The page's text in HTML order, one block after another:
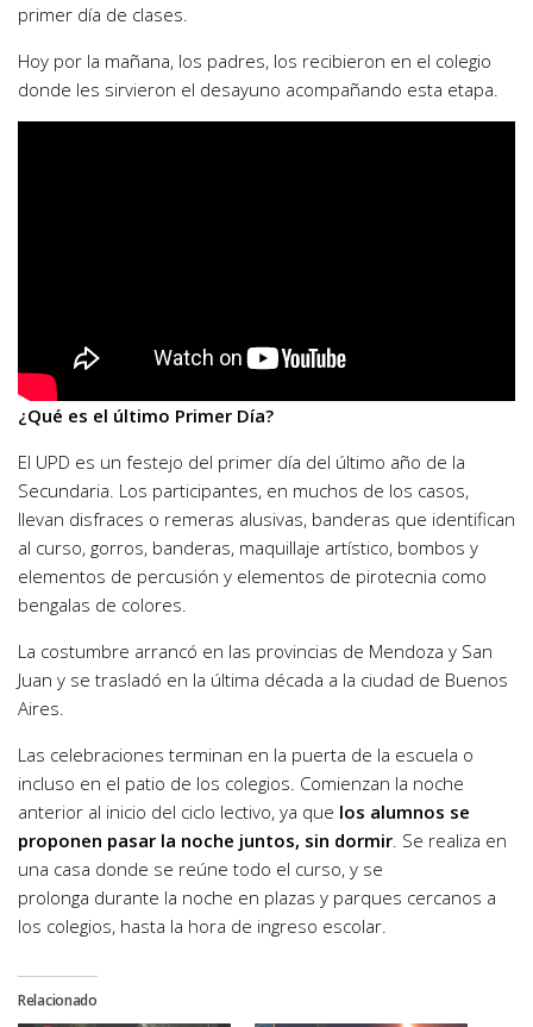
primer día de clases.
Hoy por la mañana, los padres, los recibieron en el colegio
donde les sirvieron el desayuno acompañando esta etapa.
¿Qué es el último Primer Día?
El UPD es un festejo del primer día del último año de la
Secundaria. Los participantes, en muchos de los casos,
llevan disfraces o remeras alusivas, banderas que identifican
al curso, gorros, banderas, maquillaje artístico, bombos y
elementos de percusión y elementos de pirotecnia como
bengalas de colores.
La costumbre arrancó en las provincias de Mendoza y San
Juan y se trasladó en la última década a la ciudad de Buenos
Aires.
Las celebraciones terminan en la puerta de la escuela o
incluso en el patio de los colegios. Comienzan la noche
anterior al inicio del ciclo lectivo, ya que los alumnos se
proponen pasar la noche juntos, sin dormir. Se realiza en
una casa donde se reúne todo el curso, y se
prolonga durante la noche en plazas y parques cercanos a
los colegios, hasta la hora de ingreso escolar.
Relacionado